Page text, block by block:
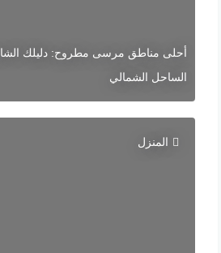
أحلى مناطق مرسى مطروح: دليلك
الساحل الشمالي
المنزل